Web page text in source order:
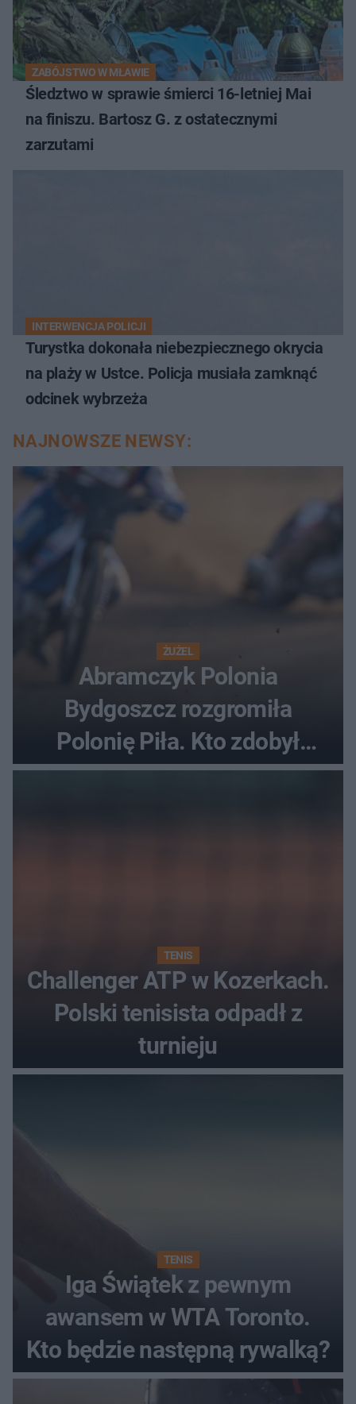
ZABÓJSTWO W MŁAWIE
Śledztwo w sprawie śmierci 16-letniej Mai
na finiszu. Bartosz G. z ostatecznymi
zarzutami
INTERWENCJA POLICJI
Turystka dokonała niebezpiecznego okrycia
na plaży w Ustce. Policja musiała zamknąć
odcinek wybrzeża
NAJNOWSZE NEWSY:
ŻUŻEL
Abramczyk Polonia
Bydgoszcz rozgromiła
Polonię Piła. Kto zdobył
najwięcej punktów?
TENIS
Challenger ATP w Kozerkach.
Polski tenisista odpadł z
turnieju
TENIS
Iga Świątek z pewnym
awansem w WTA Toronto.
Kto będzie następną rywalką?